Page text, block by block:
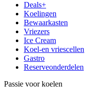
Deals+
Koelingen
Bewaarkasten
Vriezers
Ice Cream
Koel-en vriescellen
Gastro
Reserveonderdelen
Passie voor koelen